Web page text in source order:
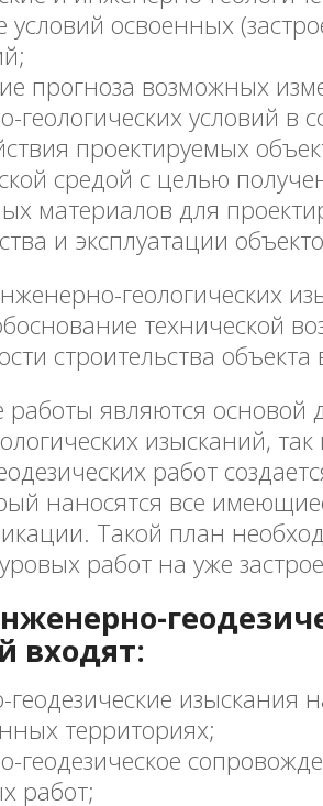
условий освоенных
прогноза возможных
геологических условий в
проектируемых
средой с целью
материалов для
и эксплуатации
геологических
технической
строительства
работы являются основой
изысканий, так
работ
наносятся все
Такой план
работ на уже
входят:
геодезические изыскания
территориях;
геодезическое
работ;